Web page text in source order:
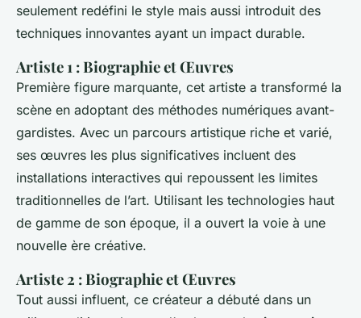
seulement redéfini le style mais aussi introduit des
techniques innovantes ayant un impact durable.
Artiste 1 : Biographie et Œuvres
Première figure marquante, cet artiste a transformé la
scène en adoptant des méthodes numériques avant-
gardistes. Avec un parcours artistique riche et varié,
ses œuvres les plus significatives incluent des
installations interactives qui repoussent les limites
traditionnelles de l’art. Utilisant les technologies haut
de gamme de son époque, il a ouvert la voie à une
nouvelle ère créative.
Artiste 2 : Biographie et Œuvres
Tout aussi influent, ce créateur a débuté dans un